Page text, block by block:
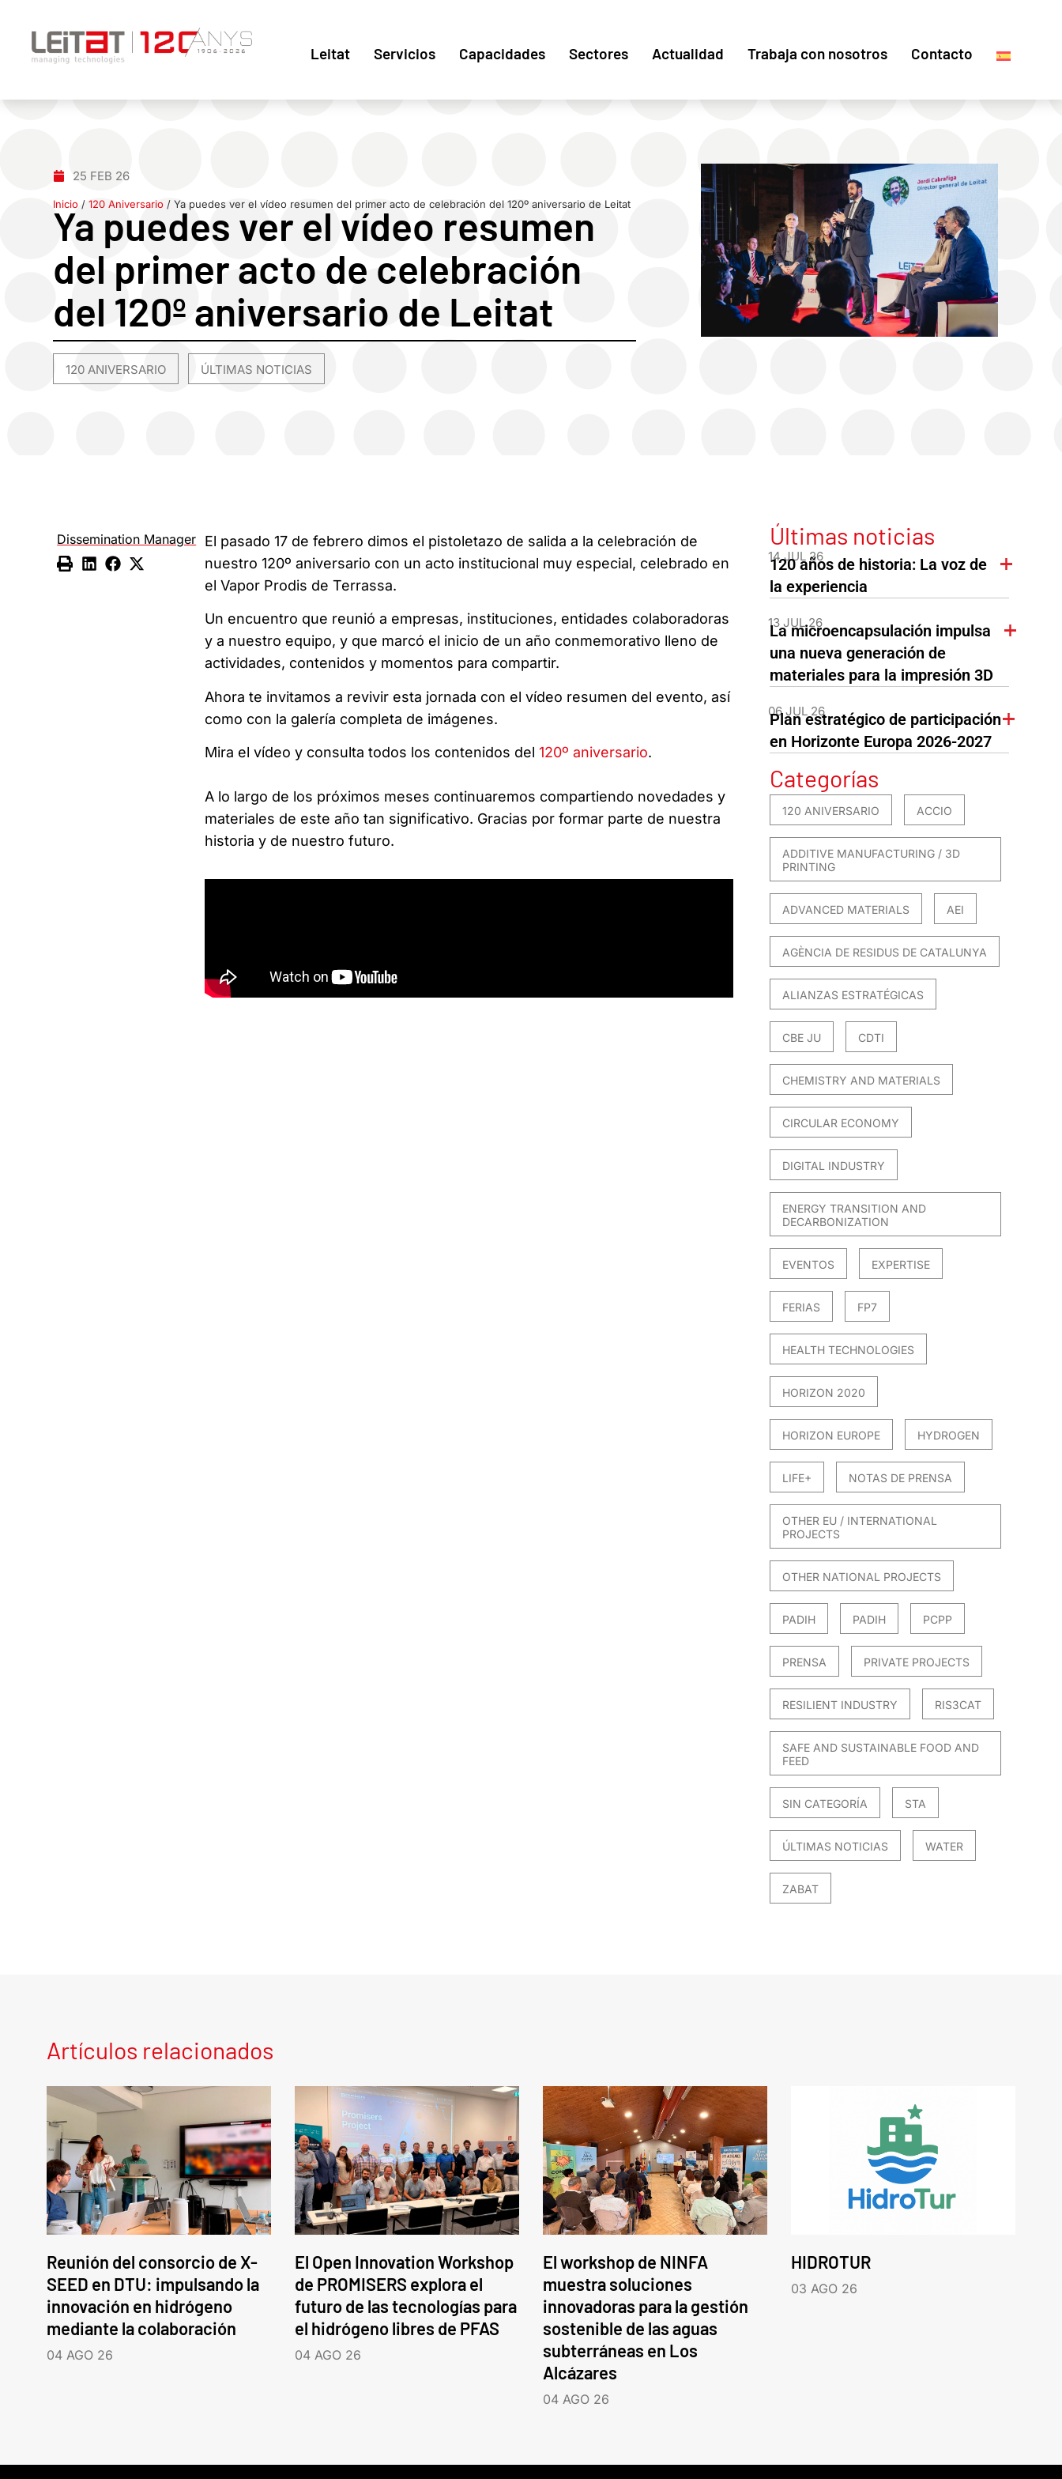
Leitat Servicios Capacidades Sectores Actualidad Trabaja con nosotros Contacto
25 FEB 26
Inicio /120 Aniversario /Ya puedes ver el vídeo resumen del primer acto de celebración del 120º aniversario de Leitat
Ya puedes ver el vídeo resumen
del primer acto de celebración
del 120º aniversario de Leitat
120 ANIVERSARIO ÚLTIMAS NOTICIAS
Dissemination Manager El pasado 17 de febrero dimos el pistoletazo de salida a la celebración de
nuestro 120º aniversario con un acto institucional muy especial, celebrado en
el Vapor Prodis de Terrassa.
Un encuentro que reunió a empresas, instituciones, entidades colaboradoras
y a nuestro equipo, y que marcó el inicio de un año conmemorativo lleno de
actividades, contenidos y momentos para compartir.
Ahora te invitamos a revivir esta jornada con el vídeo resumen del evento, así
como con la galería completa de imágenes.
Mira el vídeo y consulta todos los contenidos del 120º aniversario.
A lo largo de los próximos meses continuaremos compartiendo novedades y
materiales de este año tan significativo. Gracias por formar parte de nuestra
historia y de nuestro futuro.
Últimas noticias
14 JUL 26
120 años de historia: La voz de
la experiencia
13 JUL 26
La microencapsulación impulsa
una nueva generación de
materiales para la impresión 3D
06 JUL 26
Plan estratégico de participación
en Horizonte Europa 2026-2027
Categorías
120 ANIVERSARIO ACCIO
ADDITIVE MANUFACTURING / 3D
PRINTING
ADVANCED MATERIALS AEI
AGÈNCIA DE RESIDUS DE CATALUNYA
ALIANZAS ESTRATÉGICAS
CBE JU CDTI
CHEMISTRY AND MATERIALS
CIRCULAR ECONOMY
DIGITAL INDUSTRY
ENERGY TRANSITION AND
DECARBONIZATION
EVENTOS EXPERTISE
FERIAS FP7
HEALTH TECHNOLOGIES
HORIZON 2020
HORIZON EUROPE HYDROGEN
LIFE+ NOTAS DE PRENSA
OTHER EU / INTERNATIONAL
PROJECTS
OTHER NATIONAL PROJECTS
PADIH PADIH PCPP
PRENSA PRIVATE PROJECTS
RESILIENT INDUSTRY RIS3CAT
SAFE AND SUSTAINABLE FOOD AND
FEED
SIN CATEGORÍA STA
ÚLTIMAS NOTICIAS WATER
ZABAT
Artículos relacionados
Reunión del consorcio de X-
SEED en DTU: impulsando la
innovación en hidrógeno
mediante la colaboración
04 AGO 26
El Open Innovation Workshop
de PROMISERS explora el
futuro de las tecnologías para
el hidrógeno libres de PFAS
04 AGO 26
El workshop de NINFA
muestra soluciones
innovadoras para la gestión
sostenible de las aguas
subterráneas en Los
Alcázares
04 AGO 26
HIDROTUR
03 AGO 26